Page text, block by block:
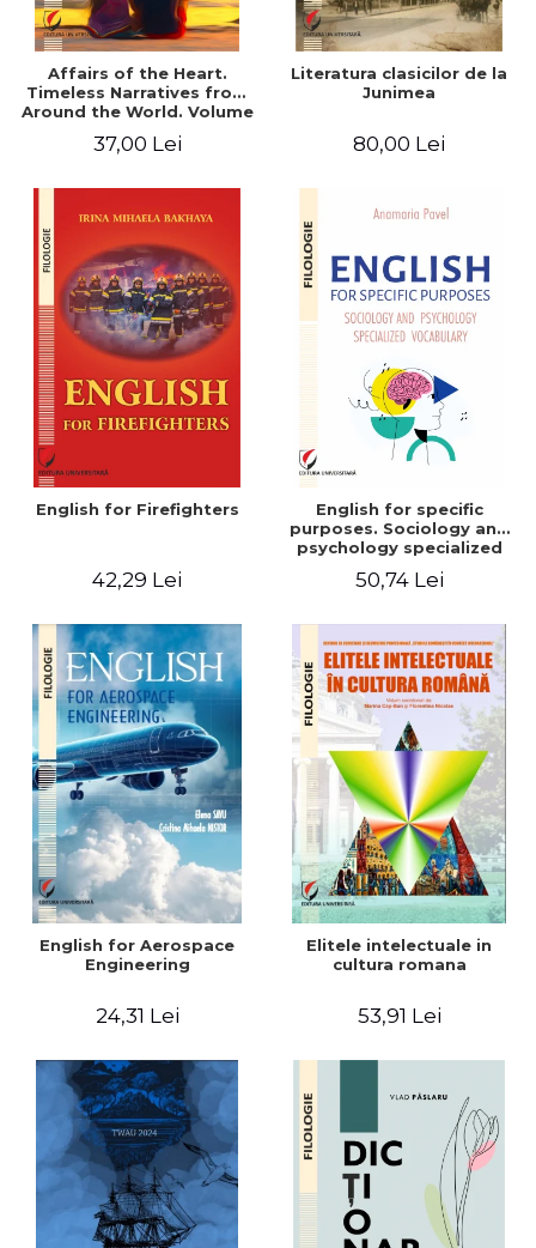
Affairs of the Heart.
Timeless Narratives from
Around the World. Volume
37,00 Lei
Literatura clasicilor de la
Junimea
80,00 Lei
English for Firefighters
42,29 Lei
English for specific
purposes. Sociology and
psychology specialized
50,74 Lei
English for Aerospace
Engineering
24,31 Lei
Elitele intelectuale in
cultura romana
53,91 Lei